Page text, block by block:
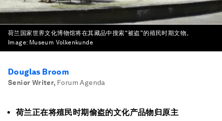
荷兰国家世界文化博物馆将在其藏品中搜索“被盗”的殖民时期文物。
Image: Museum Volkenkunde
Douglas Broom
Senior Writer, Forum Agenda
荷兰正在将殖民时期偷盗的文化产品物归原主